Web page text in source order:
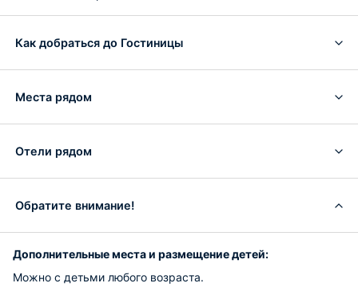
Как добраться до Гостиницы
Места рядом
Отели рядом
Обратите внимание!
Дополнительные места и размещение детей:
Можно с детьми любого возраста.